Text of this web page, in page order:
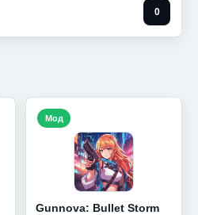
0
Gunnova: Bullet Storm
Мод